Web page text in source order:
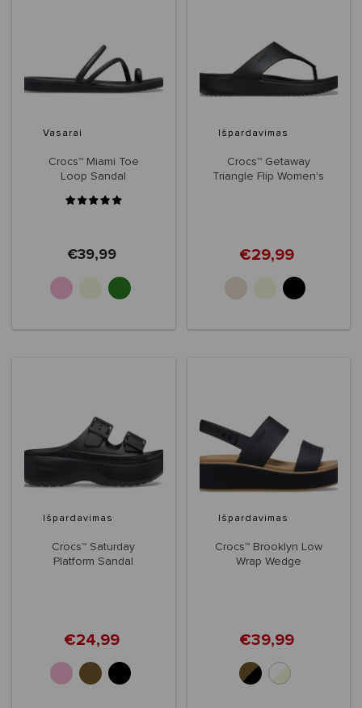
Vasarai
Crocs™ Miami Toe
Loop Sandal
€39,99
Išpardavimas
Crocs™ Getaway
Triangle Flip Women's
€29,99
Išpardavimas
Crocs™ Saturday
Platform Sandal
€24,99
Išpardavimas
Crocs™ Brooklyn Low
Wrap Wedge
€39,99